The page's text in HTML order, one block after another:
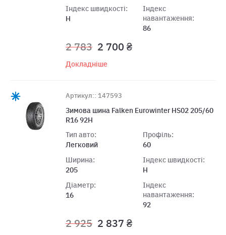
Індекс швидкості:
H
Індекс
навантаження:
86
2 783 2 700 ₴
Докладніше
Артикул:: 147593
Зимова шина Falken Eurowinter HS02 205/60
R16 92H
Тип авто:
Легковий
Ширина:
205
Діаметр:
16
Профіль:
60
Індекс швидкості:
H
Індекс
навантаження:
92
2 925 2 837 ₴